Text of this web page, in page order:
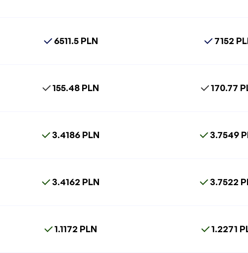
6511.5 PLN 7152
155.48 PLN 170.77
3.4186 PLN 3.7549
3.4162 PLN 3.7522
1.1172 PLN 1.2271